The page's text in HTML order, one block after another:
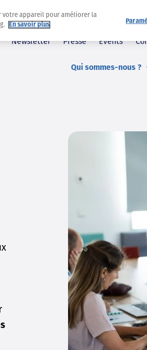
Qui sommes-nous ?
Newsletter Presse Events
votre appareil pour améliorer la
En savoir plus